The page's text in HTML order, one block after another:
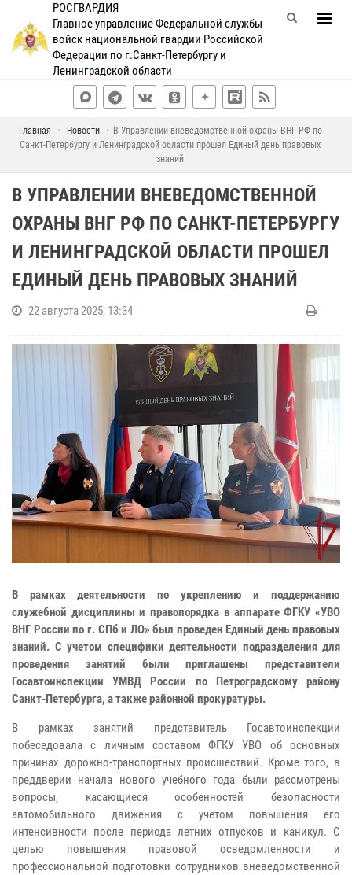
РОСГВАРДИЯ
Главное управление Федеральной службы
войск национальной гвардии Российской
Федерации по г.Санкт-Петербургу и
Ленинградской области
Главная Новости
В Управлении вневедомственной охраны ВНГ РФ по
Санкт-Петербургу и Ленинградской области прошел Единый день правовых
знаний
В УПРАВЛЕНИИ ВНЕВЕДОМСТВЕННОЙ
ОХРАНЫ ВНГ РФ ПО САНКТ-ПЕТЕРБУРГУ
И ЛЕНИНГРАДСКОЙ ОБЛАСТИ ПРОШЕЛ
ЕДИНЫЙ ДЕНЬ ПРАВОВЫХ ЗНАНИЙ
22 августа 2025, 13:34
В рамках деятельности по укреплению и поддержанию
служебной дисциплины и правопорядка в аппарате ФГКУ «УВО
ВНГ России по г. СПб и ЛО» был проведен Единый день правовых
знаний. С учетом специфики деятельности подразделения для
проведения занятий были приглашены представители
Госавтоинспекции УМВД России по Петроградскому району
Санкт-Петербурга, а также районной прокуратуры.
В рамках занятий представитель Госавтоинспекции
побеседовала с личным составом ФГКУ УВО об основных
причинах дорожно-транспортных происшествий. Кроме того, в
преддверии начала нового учебного года были рассмотрены
вопросы, касающиеся особенностей безопасности
автомобильного движения с учетом повышения его
интенсивности после периода летних отпусков и каникул. С
целью повышения правовой осведомленности и
профессиональной подготовки сотрудников вневедомственной